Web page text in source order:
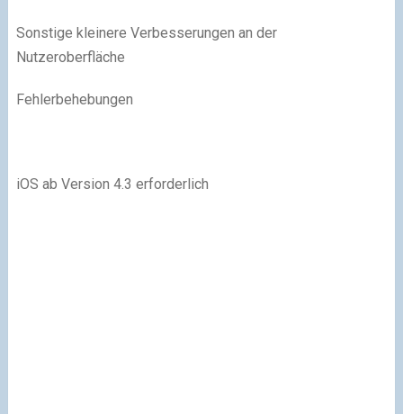
Sonstige kleinere Verbesserungen an der
Nutzeroberfläche
Fehlerbehebungen
iOS ab Version 4.3 erforderlich